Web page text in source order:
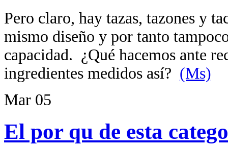
Pero claro, hay tazas, tazones y
mismo diseño y por tanto
capacidad. ¿Qué hacemos ante
ingredientes medidos así? (Ms)
Mar 05
El por qu de esta